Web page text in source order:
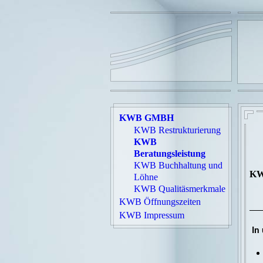
KWB GMBH
KWB Restrukturierung
KWB
Beratungsleistung
KWB Buchhaltung und
Löhne
KWB Qualitäsmerkmale
KWB Öffnungszeiten
KWB Impressum
In